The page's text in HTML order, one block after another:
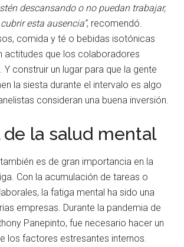
descansando o no puedan trabajar,
esta ausencia”, recomendó.
comida y té o bebidas isotónicas
actitudes que los colaboradores
Y construir un lugar para que la gente
la siesta durante el intervalo es algo
consideran una buena inversión.
de la salud mental
es de gran importancia en la
Con la acumulación de tareas o
la fatiga mental ha sido una
empresas. Durante la pandemia de
Panepinto, fue necesario hacer un
los factores estresantes internos.